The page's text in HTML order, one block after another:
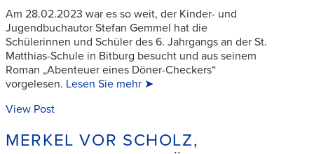
Am 28.02.2023 war es so weit, der Kinder- und
Jugendbuchautor Stefan Gemmel hat die
Schülerinnen und Schüler des 6. Jahrgangs an der St.
Matthias-Schule in Bitburg besucht und aus seinem
Roman „Abenteuer eines Döner-Checkers“
vorgelesen. Lesen Sie mehr ➤
View Post
MERKEL VOR SCHOLZ,